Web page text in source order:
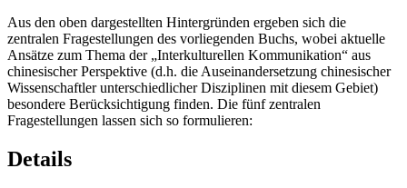
Aus den oben dargestellten Hintergründen ergeben sich die
zentralen Fragestellungen des vorliegenden Buchs, wobei aktuelle
Ansätze zum Thema der „Interkulturellen Kommunikation“ aus
chinesischer Perspektive (d.h. die Auseinandersetzung chinesischer
Wissenschaftler unterschiedlicher Disziplinen mit diesem Gebiet)
besondere Berücksichtigung finden. Die fünf zentralen
Fragestellungen lassen sich so formulieren:
Details